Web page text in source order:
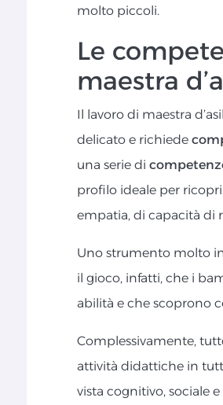
molto piccoli.
Le
maestra
Il lavoro di maestra
delicato e richiede
una serie di
profilo ideale per
empatia, di capacità di
Uno strumento molto
il gioco, infatti, che i
abilità e che scoprono
Complessivamente,
attività didattiche in
vista cognitivo, sociale